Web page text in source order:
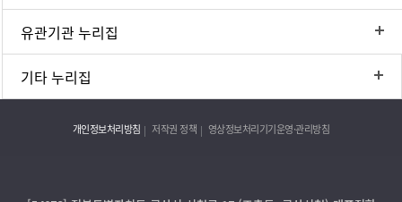
유관기관 누리집
기타 누리집
개인정보처리방침 저작권 정책 영상정보처리기기운영·관리방침